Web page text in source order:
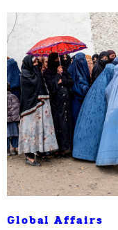
Global Affairs